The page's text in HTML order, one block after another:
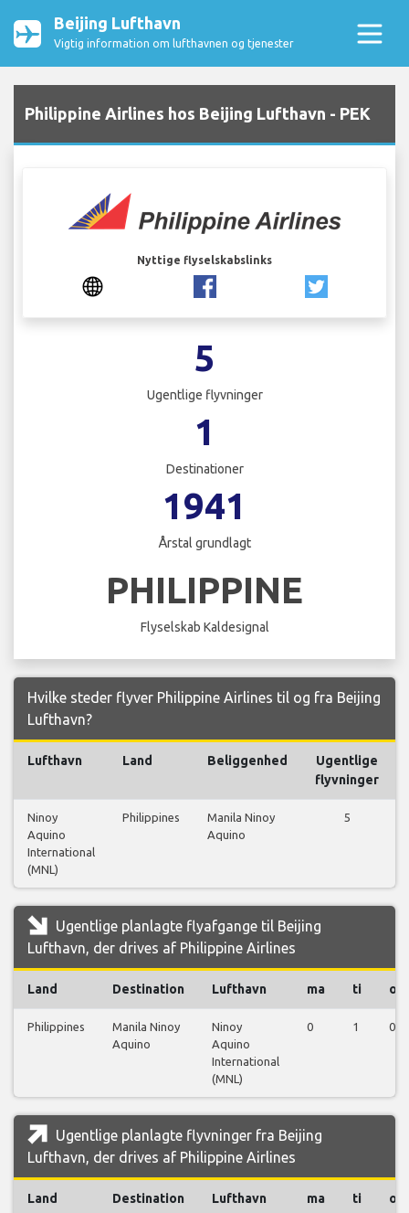
Beijing Lufthavn
Vigtig information om lufthavnen og tjenester
Philippine Airlines hos Beijing Lufthavn - PEK
Nyttige flyselskabslinks
5
Ugentlige flyvninger
1
Destinationer
1941
Årstal grundlagt
PHILIPPINE
Flyselskab Kaldesignal
Hvilke steder flyver Philippine Airlines til og fra Beijing
Lufthavn?
Lufthavn Land Beliggenhed
Ugentlige
flyvninger
Ninoy
Aquino
International
(MNL)
Philippines
Manila Ninoy
Aquino
5
Ugentlige planlagte flyafgange til Beijing
Lufthavn, der drives af Philippine Airlines
Land Destination Lufthavn ma ti on
Philippines
Manila Ninoy
Aquino
Ninoy
Aquino
International
(MNL)
0 1 0
Ugentlige planlagte flyvninger fra Beijing
Lufthavn, der drives af Philippine Airlines
Land Destination Lufthavn ma ti on